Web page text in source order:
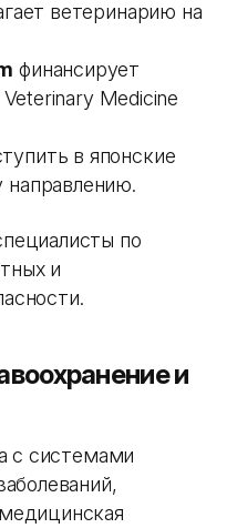
ветеринарию на
финансирует
Medicine
в японские
направлению.
по
и
и
с системами